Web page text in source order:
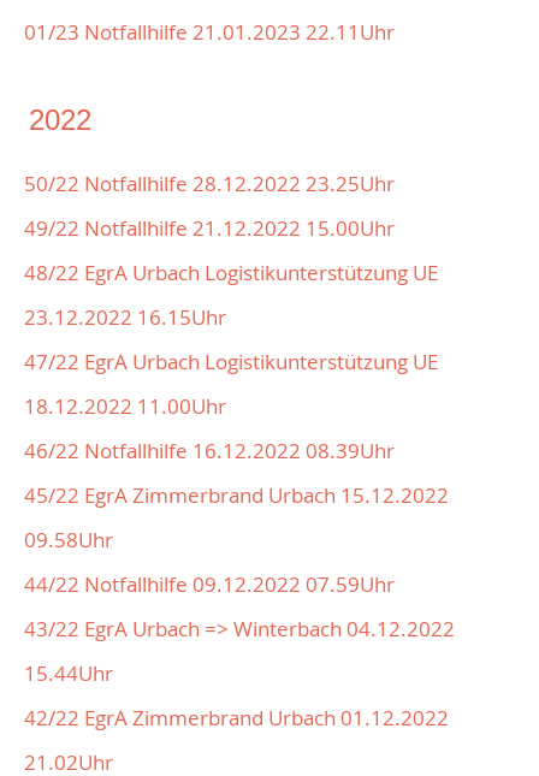
01/23 Notfallhilfe 21.01.2023 22.11Uhr
2022
50/22 Notfallhilfe 28.12.2022 23.25Uhr
49/22 Notfallhilfe 21.12.2022 15.00Uhr
48/22 EgrA Urbach Logistikunterstützung UE
23.12.2022 16.15Uhr
47/22 EgrA Urbach Logistikunterstützung UE
18.12.2022 11.00Uhr
46/22 Notfallhilfe 16.12.2022 08.39Uhr
45/22 EgrA Zimmerbrand Urbach 15.12.2022
09.58Uhr
44/22 Notfallhilfe 09.12.2022 07.59Uhr
43/22 EgrA Urbach => Winterbach 04.12.2022
15.44Uhr
42/22 EgrA Zimmerbrand Urbach 01.12.2022
21.02Uhr